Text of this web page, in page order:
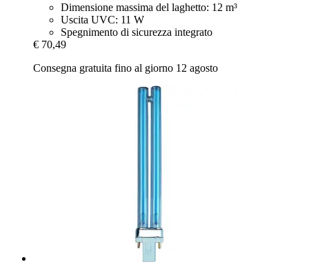
Dimensione massima del laghetto: 12 m³
Uscita UVC: 11 W
Spegnimento di sicurezza integrato
€ 70,49
Consegna gratuita fino al giorno 12 agosto